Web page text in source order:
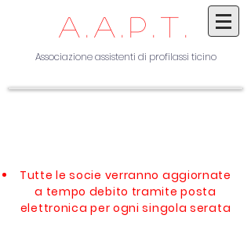
A.A.P.T.
Associazione assistenti di profilassi ticino
Tutte le socie verranno aggiornate
a tempo debito tramite posta
elettronica per ogni singola serata